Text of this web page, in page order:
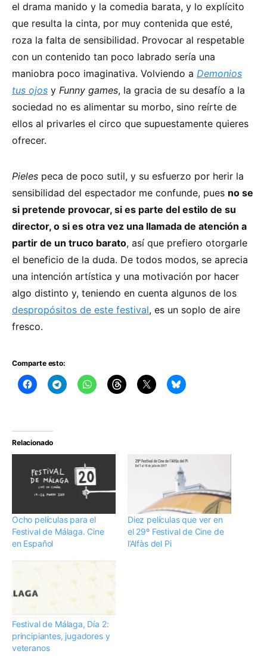
el drama manido y la comedia barata, y lo explícito
que resulta la cinta, por muy contenida que esté,
roza la falta de sensibilidad. Provocar al respetable
con un contenido tan poco labrado sería una
maniobra poco imaginativa. Volviendo a Demonios
tus ojos y Funny games, la gracia de su desafío a la
sociedad no es alimentar su morbo, sino reírte de
ellos al privarles el circo que supuestamente quieres
ofrecer.
Pieles peca de poco sutil, y su esfuerzo por herir la
sensibilidad del espectador me confunde, pues no se
si pretende provocar, si es parte del estilo de su
director, o si es otra vez una llamada de atención a
partir de un truco barato, así que prefiero otorgarle
el beneficio de la duda. De todos modos, se aprecia
una intención artística y una motivación por hacer
algo distinto y, teniendo en cuenta algunos de los
despropósitos de este festival, es un soplo de aire
fresco.
Comparte esto:
Relacionado
Ocho películas para el
Festival de Málaga. Cine
en Español
Diez películas que ver en
el 29º Festival de Cine de
l’Alfàs del Pi
Festival de Málaga, Día 2:
principiantes, jugadores y
veteranos